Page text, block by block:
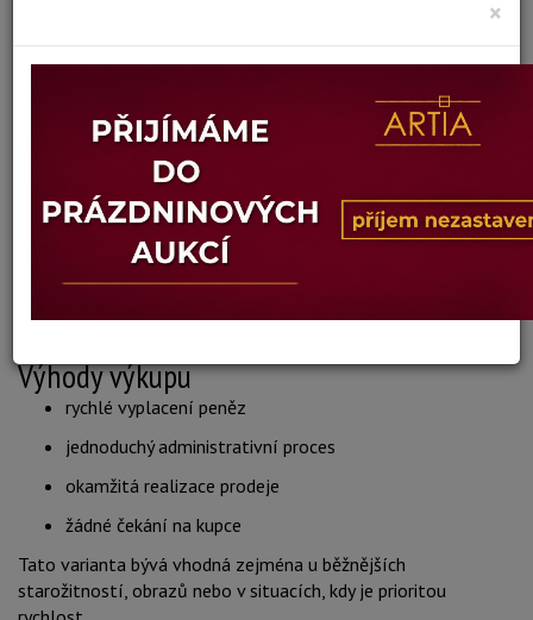
provenience a původ
aktuální poptávka na trhu
výjimečnost a sběratelská hodnota
VÝKUP STAROŽITNOSTÍ ZA HOTOVÉ
Pokud potřebujete peníze rychle, představuje přímý výkup
nejjednodušší řešení. Po odborném posouzení obdržíte
Výhody výkupu
rychlé vyplacení peněz
jednoduchý administrativní proces
okamžitá realizace prodeje
žádné čekání na kupce
Tato varianta bývá vhodná zejména u běžnějších
starožitností, obrazů nebo v situacích, kdy je prioritou
×